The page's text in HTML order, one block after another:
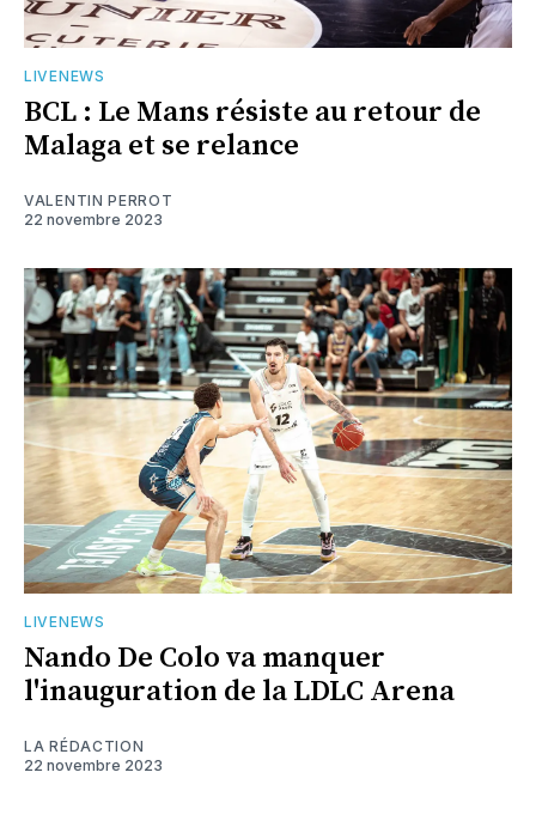
LIVENEWS
BCL : Le Mans résiste au retour de
Malaga et se relance
VALENTIN PERROT
22 novembre 2023
LIVENEWS
Nando De Colo va manquer
l'inauguration de la LDLC Arena
LA RÉDACTION
22 novembre 2023